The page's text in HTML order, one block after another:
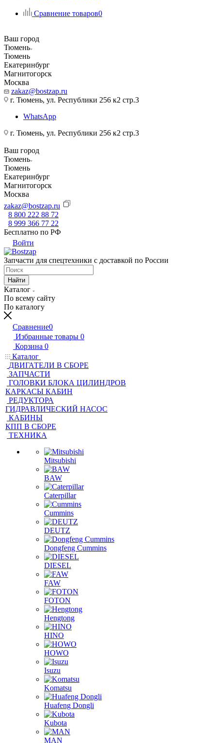
Сравнение товаров0
Ваш город
Тюмень
Тюмень
Екатеринбург
Магнитогорск
Москва
zakaz@bostzap.ru
г. Тюмень, ул. Республики 256 к2 стр.3
WhatsApp
г. Тюмень, ул. Республики 256 к2 стр.3
Ваш город
Тюмень
Тюмень
Екатеринбург
Магнитогорск
Москва
zakaz@bostzap.ru
8 800 222 88 72
8 999 366 77 22
Бесплатно по РФ
Войти
Запчасти для спецтехники с доставкой по России
Найти
Каталог
По всему сайту
По каталогу
Сравнение0
Избранные товары 0
Корзина 0
Каталог
ДВИГАТЕЛИ В СБОРЕ
ЗАПЧАСТИ
ГОЛОВКИ БЛОКА ЦИЛИНДРОВ
КАРКАСЫ КАБИН
РЕДУКТОРА
ГИДРАВЛИЧЕСКИЙ НАСОС
КАБИНЫ
КПП В СБОРЕ
ТЕХНИКА
Mitsubishi
BAW
Caterpillar
Cummins
DEUTZ
Dongfeng Cummins
DIESEL
FAW
FOTON
Hengtong
HINO
HOWO
Isuzu
Komatsu
Huafeng Dongli
Kubota
MAN